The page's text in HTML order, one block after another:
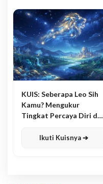
KUIS: Seberapa Leo Sih
Kamu? Mengukur
Tingkat Percaya Diri dan
Ikuti Kuisnya ➔